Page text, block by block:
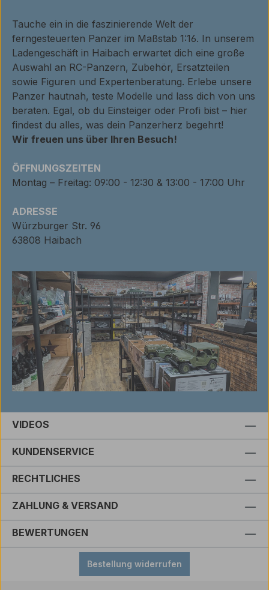
Tauche ein in die faszinierende Welt der
ferngesteuerten Panzer im Maßstab 1:16. In unserem
Ladengeschäft in Haibach erwartet dich eine große
Auswahl an RC-Panzern, Zubehör, Ersatzteilen
sowie Figuren und Expertenberatung. Erlebe unsere
Panzer hautnah, teste Modelle und lass dich von uns
beraten. Egal, ob du Einsteiger oder Profi bist – hier
findest du alles, was dein Panzerherz begehrt!
Wir freuen uns über Ihren Besuch!
ÖFFNUNGSZEITEN
Montag – Freitag: 09:00 - 12:30 & 13:00 - 17:00 Uhr
ADRESSE
Würzburger Str. 96
63808 Haibach
VIDEOS
KUNDENSERVICE
RECHTLICHES
ZAHLUNG & VERSAND
BEWERTUNGEN
Bestellung widerrufen